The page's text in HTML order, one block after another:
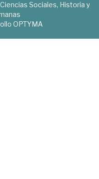
Sociales, Historia y
OPTYMA